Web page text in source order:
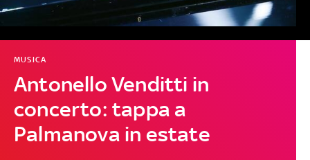
Antonello Venditti in
concerto: tappa a
Palmanova in estate
MUSICA